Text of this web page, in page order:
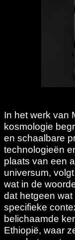
In het werk van
kosmologie
en schaalbare
technologieën
plaats van een
universum,
wat in de
dat hetgeen
specifieke
belichaamde
Ethiopië, waar